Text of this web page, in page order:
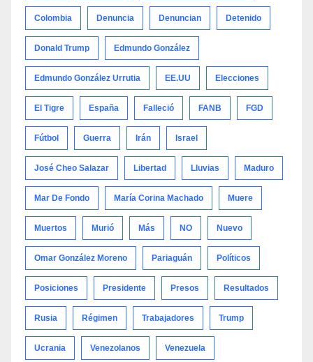
Colombia Denuncia Denuncian Detenido
Donald Trump Edmundo González
Edmundo González Urrutia EE.UU Elecciones
El Tigre España Falleció FANB FGD
Fútbol Guerra Irán Israel
José Cheo Salazar Libertad Lluvias Maduro
Mar De Fondo María Corina Machado Muere
Muertos Murió Más NO Nuevo
Omar González Moreno Pariaguán Políticos
Posiciones Presidente Presos Resultados
Rusia Régimen Trabajadores Trump
Ucrania Venezolanos Venezuela